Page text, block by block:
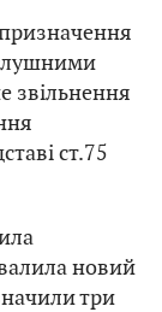
звільнення
ст.75
новий
три